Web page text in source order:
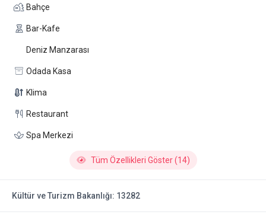
Bahçe
Bar-Kafe
Deniz Manzarası
Odada Kasa
Klima
Restaurant
Spa Merkezi
Tüm Özellikleri Göster (14)
Kültür ve Turizm Bakanlığı: 13282